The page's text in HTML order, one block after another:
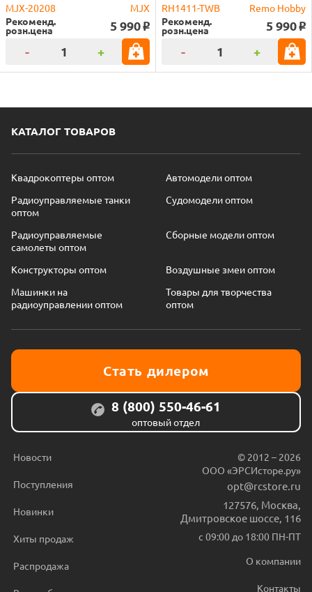
MJX-20208
MJX
Рекоменд.
розн.цена 5 990 o
- +
RH1411-TWB
Remo Hobby
Рекоменд.
розн.цена 5 990 o
- +
КАТАЛОГ ТОВАРОВ
Квадрокоптеры оптом
Автомодели оптом
Радиоуправляемые танки
оптом
Судомодели оптом
Радиоуправляемые
самолеты оптом
Сборные модели оптом
Конструкторы оптом
Воздушные змеи оптом
Машинки на
радиоуправлении оптом
Товары для творчества
оптом
Стать дилером
8 (800) 550-46-61
оптовый отдел
Новости
Поступления
Новинки
Хиты продаж
Распродажа
© 2012 – 2026
ООО «ЭРСИсторе.ру»
opt@rcstore.ru
127576 Москва
Дмитровское шоссе, 116
с 09:00 до 18:00 ПН-ПТ
О компании
Контакты